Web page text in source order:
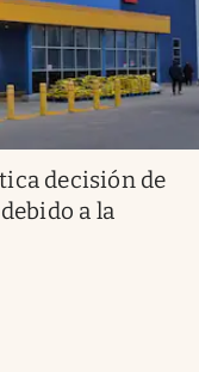
decisión de
a la